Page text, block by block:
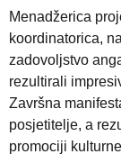
Menadžerica
koordinatorica,
zadovoljstvo
rezultirali
Završna
posjetitelje, a
promociji